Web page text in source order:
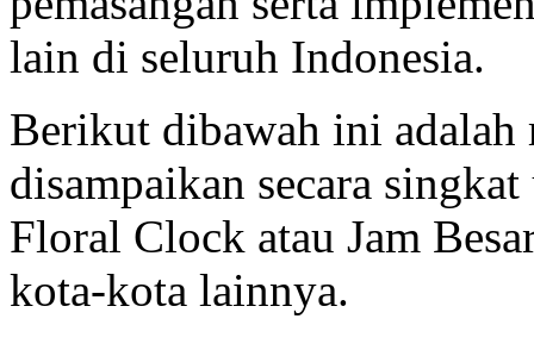
lain di seluruh Indonesia.
Berikut dibawah ini adalah
disampaikan secara
Floral Clock atau Jam
kota-kota lainnya.